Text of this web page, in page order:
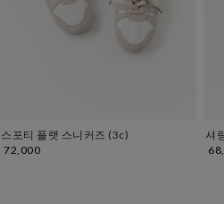
스포티 플랫 스니커즈 (3c)
72,000
셔